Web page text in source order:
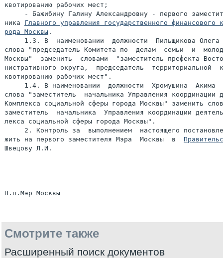
квотированию рабочих мест;
- Бажибину Галину Александровну - первого
ника Главного управления государственного финансового
рода Москвы .
1.3. В  наименовании  должности  Пильщикова Олега
слова "председатель Комитета по  делам  семьи  и
Москвы"  заменить  словами  "заместитель префекта
нистративного округа,  председатель  территориальной
квотированию рабочих мест".
1.4. В наименовании  должности  Хромушина  Акима
слова "заместитель  начальника Управления координации
Комплекса социальной сферы города Москвы" заменить
заместитель  начальника  Управления координации
лекса социальной сферы города Москвы".
2. Контроль за  выполнением  настоящего
жить на первого заместителя Мэра  Москвы  в
Швецову Л.И.
Смотрите также
Расширенный поиск документов